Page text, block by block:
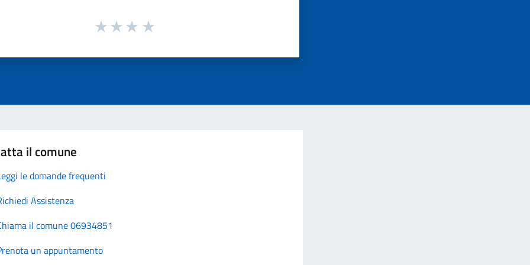
il comune
le domande frequenti
Assistenza
il comune 06934851
un appuntamento